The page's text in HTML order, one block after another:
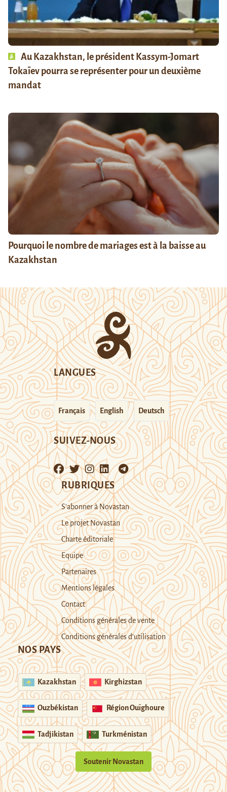
Au Kazakhstan, le président Kassym-Jomart
Tokaïev pourra se représenter pour un deuxième
mandat
Pourquoi le nombre de mariages est à la baisse au
Kazakhstan
LANGUES
Français English Deutsch
SUIVEZ-NOUS
RUBRIQUES
S’abonner à Novastan
Le projet Novastan
Charte éditoriale
Equipe
Partenaires
Mentions légales
Contact
Conditions générales de vente
Conditions générales d’utilisation
NOS PAYS
Kazakhstan Kirghizstan
Ouzbékistan Région Ouïghoure
Tadjikistan Turkménistan
Soutenir Novastan